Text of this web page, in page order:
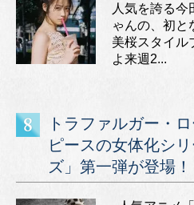
人気を誇る
ゃんの、初と
美桜スタイル
よ来週2...
トラファルガー・
ピースの女体化シ
ズ」第一弾が登場！